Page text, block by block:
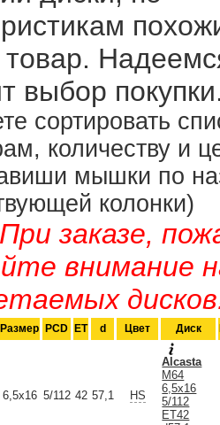
выбор
сортировать
количеству и
мышки по
колонки)
заказе,
внимание
Размер PCD ET d Цвет Диск
6,5x16 5/112 42 57,1 HS
Alcasta
M64
6,5x16
5/112
ET42